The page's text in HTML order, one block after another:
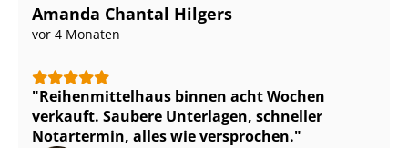
Amanda Chantal Hilgers
vor 4 Monaten
Rei­hen­mit­tel­haus binnen acht Wochen
verkauft. Saubere Unterlagen, schneller
Notartermin, alles wie versprochen.